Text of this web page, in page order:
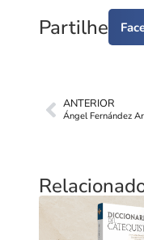
Partilhe
ANTERIOR
Ángel Fernández